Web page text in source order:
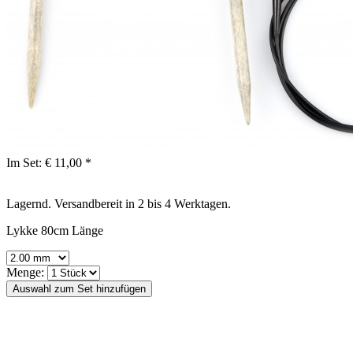
Im Set: € 11,00 *
Lagernd. Versandbereit in 2 bis 4 Werktagen.
Lykke 80cm Länge
Menge: